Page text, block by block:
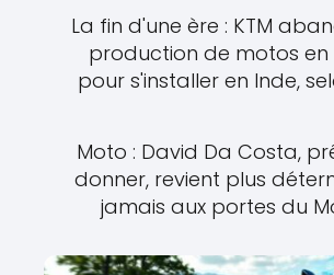
La fin d'une ère : KTM
production de motos en
pour s'installer en Inde,
Moto : David Da Costa,
donner, revient plus
jamais aux portes du